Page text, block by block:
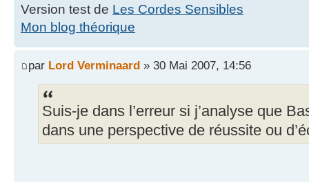
Version test de Les Cordes Sensibles
Mon blog théorique
par Lord Verminaard » 30 Mai 2007, 14:56
Suis-je dans l’erreur si j’analyse que
dans une perspective de réussite ou